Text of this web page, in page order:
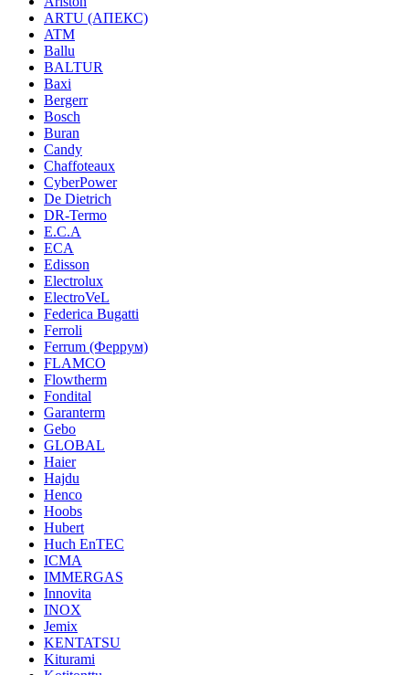
ARTU (АПЕКС)
ATM
Ballu
BALTUR
Baxi
Bergerr
Bosch
Buran
Candy
Chaffoteaux
CyberPower
De Dietrich
DR-Termo
E.C.A
ECA
Edisson
Electrolux
ElectroVeL
Federica Bugatti
Ferroli
Ferrum (Феррум)
FLAMCO
Flowtherm
Fondital
Garanterm
Gebo
GLOBAL
Haier
Hajdu
Henco
Hoobs
Hubert
Huch EnTEC
ICMA
IMMERGAS
Innovita
INOX
Jemix
KENTATSU
Kiturami